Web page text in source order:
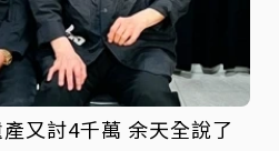
又討4千萬 余天全說了